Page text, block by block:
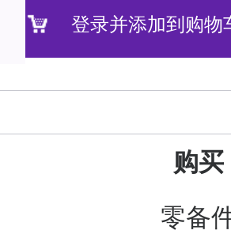
登录并添加到购物
购买
零备